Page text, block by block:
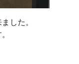
した。